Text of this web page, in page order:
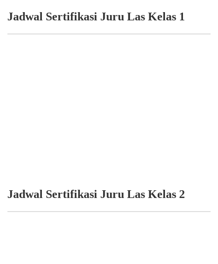
Jadwal Sertifikasi Juru Las Kelas 1
Jadwal Sertifikasi Juru Las Kelas 2